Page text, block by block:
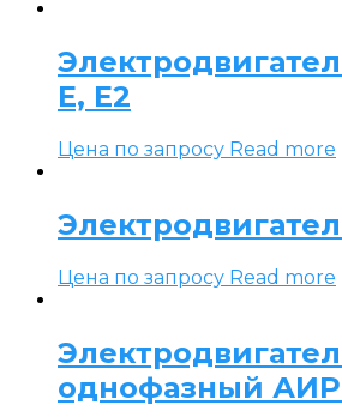
Е, Е2
Цена по запросу Read more
Цена по запросу Read more
однофазный